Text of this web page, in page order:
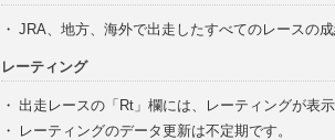
・ JRA、地方、海外で出走したすべてのレースの
レーティング
・ 出走レースの「Rt」欄には、レーティングが表
・
レーティングのデータ更新は不定期です。